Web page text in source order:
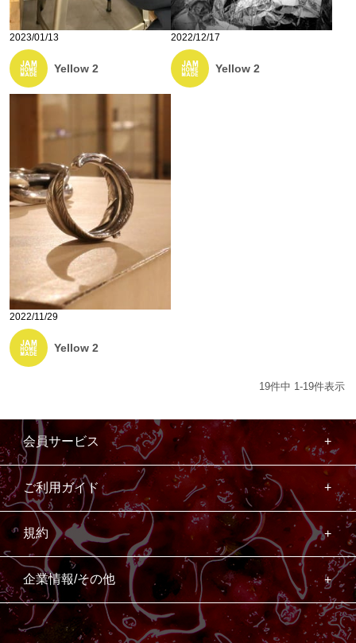
2023/01/13
Yellow 2
2022/12/17
Yellow 2
2022/11/29
Yellow 2
19件中 1 -19件表示
会員サービス
ご利用ガイド
規約
企業情報/その他